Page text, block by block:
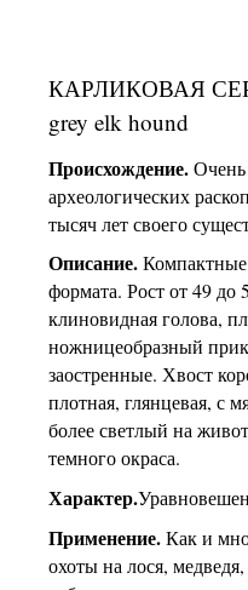
КАРЛИКОВАЯ
grey elk hound
Происхождение.Очень
археологических
тысяч лет своего
Описание.
формата. Рост от 49 до
клиновидная голова,
ножницеобразный
заостренные. Хвост
плотная, глянцевая, с
более светлый на
темного окраса.
Характер.
Применение.Как и
охоты на лося,